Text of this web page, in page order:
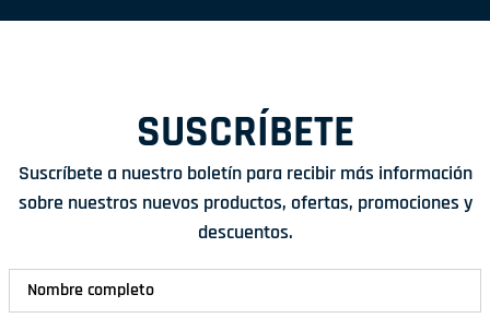
SUSCRÍBETE
Suscríbete a nuestro boletín para recibir más información
sobre nuestros nuevos productos, ofertas, promociones y
descuentos.